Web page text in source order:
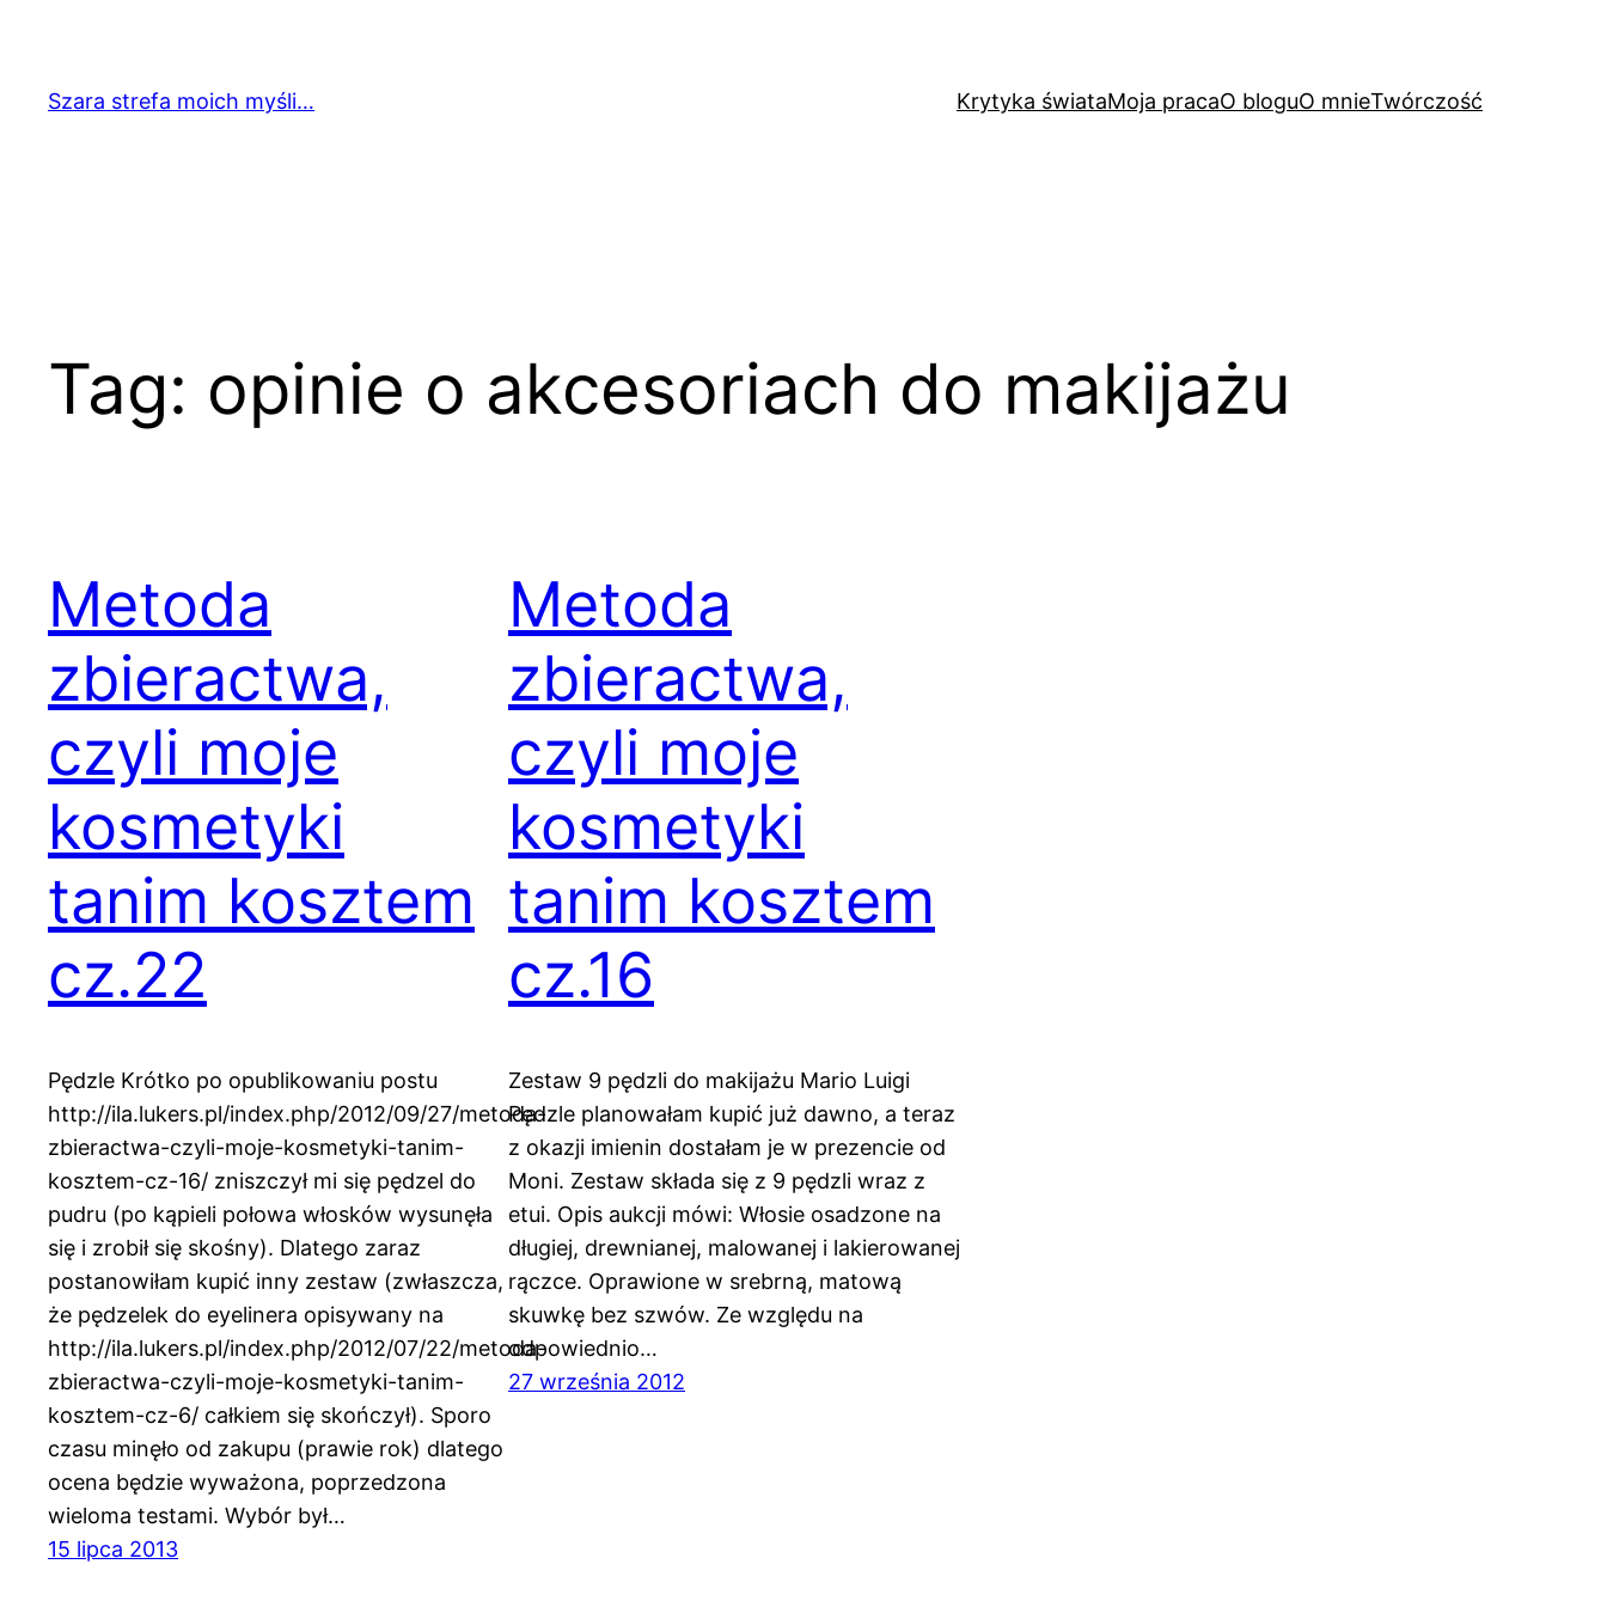
treściSzara strefa moich myśli… Krytyka świataMoja pracaO bloguO mnieTwórczość
Tag: opinie o akcesoriach do makijażu
Metoda
zbieractwa,
czyli moje
kosmetyki
tanim kosztem
cz.22
Pędzle Krótko po opublikowaniu postu
http://ila.lukers.pl/index.php/2012/09/27/metoda-
zbieractwa-czyli-moje-kosmetyki-tanim-
kosztem-cz-16/ zniszczył mi się pędzel do
pudru (po kąpieli połowa włosków wysunęła
się i zrobił się skośny). Dlatego zaraz
postanowiłam kupić inny zestaw (zwłaszcza,
że pędzelek do eyelinera opisywany na
http://ila.lukers.pl/index.php/2012/07/22/metoda-
zbieractwa-czyli-moje-kosmetyki-tanim-
kosztem-cz-6/ całkiem się skończył). Sporo
czasu minęło od zakupu (prawie rok) dlatego
ocena będzie wyważona, poprzedzona
wieloma testami. Wybór był…
15 lipca 2013
Metoda
zbieractwa,
czyli moje
kosmetyki
tanim kosztem
cz.16
Zestaw 9 pędzli do makijażu Mario Luigi
Pędzle planowałam kupić już dawno, a teraz
z okazji imienin dostałam je w prezencie od
Moni. Zestaw składa się z 9 pędzli wraz z
etui. Opis aukcji mówi: Włosie osadzone na
długiej, drewnianej, malowanej i lakierowanej
rączce. Oprawione w srebrną, matową
skuwkę bez szwów. Ze względu na
odpowiednio…
27 września 2012